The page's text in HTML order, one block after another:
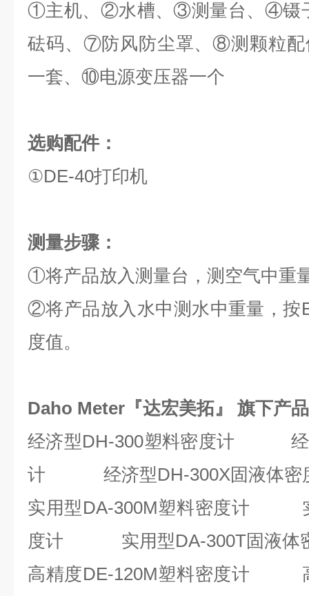
①主机、②水槽、③测量台、④镊
砝码、⑦防风防尘罩、⑧测颗粒
一套、⑩电源变压器一个
选购配件：
①DE-40打印机
测量步骤：
①将产品放入测量台，测空气中重
②将产品放入水中测水中重量，按
度值。
Daho Meter『达宏美拓』 旗下产
经济型DH-300塑料密度计 经
计 经济型DH-300X固液体密
实用型DA-300M塑料密度计
度计 实用型DA-300T固液体
高精度DE-120M塑料密度计